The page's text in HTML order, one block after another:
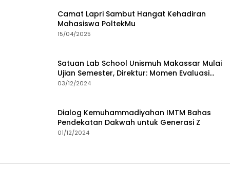
Camat Lapri Sambut Hangat Kehadiran
Mahasiswa PoltekMu
15/04/2025
Satuan Lab School Unismuh Makassar Mulai
Ujian Semester, Direktur: Momen Evaluasi
Proses Pembelajaran
03/12/2024
Dialog Kemuhammadiyahan IMTM Bahas
Pendekatan Dakwah untuk Generasi Z
01/12/2024